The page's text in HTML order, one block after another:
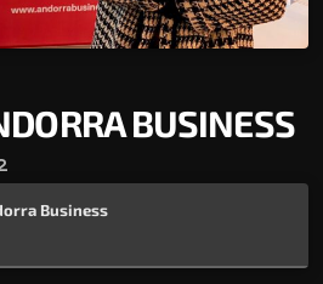
BUSINESS
Business